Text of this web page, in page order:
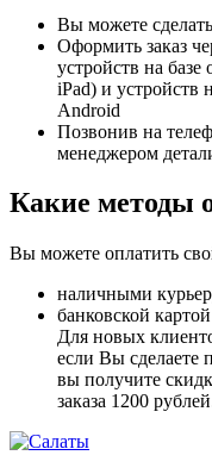
Вы можете сделать
Оформить заказ
устройств на
iPad) и устройств
Android
Позвонив на
менеджером
Какие методы
Вы можете оплатить
наличными
банковской
Для новых
если Вы сделаете
вы получите
заказа 1200